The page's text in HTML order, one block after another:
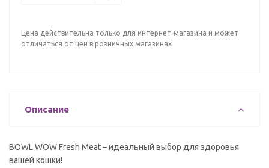
Цена действительна только для интернет-магазина и может
отличаться от цен в розничных магазинах
Описание
BOWL WOW Fresh Meat – идеальный выбор для здоровья
вашей кошки!